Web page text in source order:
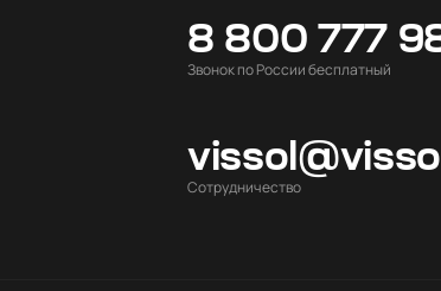
8 800 777
Звонок по России бесплатный
Cотрудничество